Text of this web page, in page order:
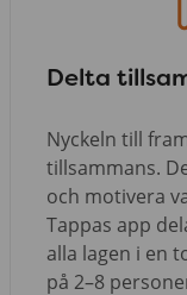
Delta
Nyckeln till
tillsammans.
och motivera
Tappas app
alla lagen i en
på 2–8